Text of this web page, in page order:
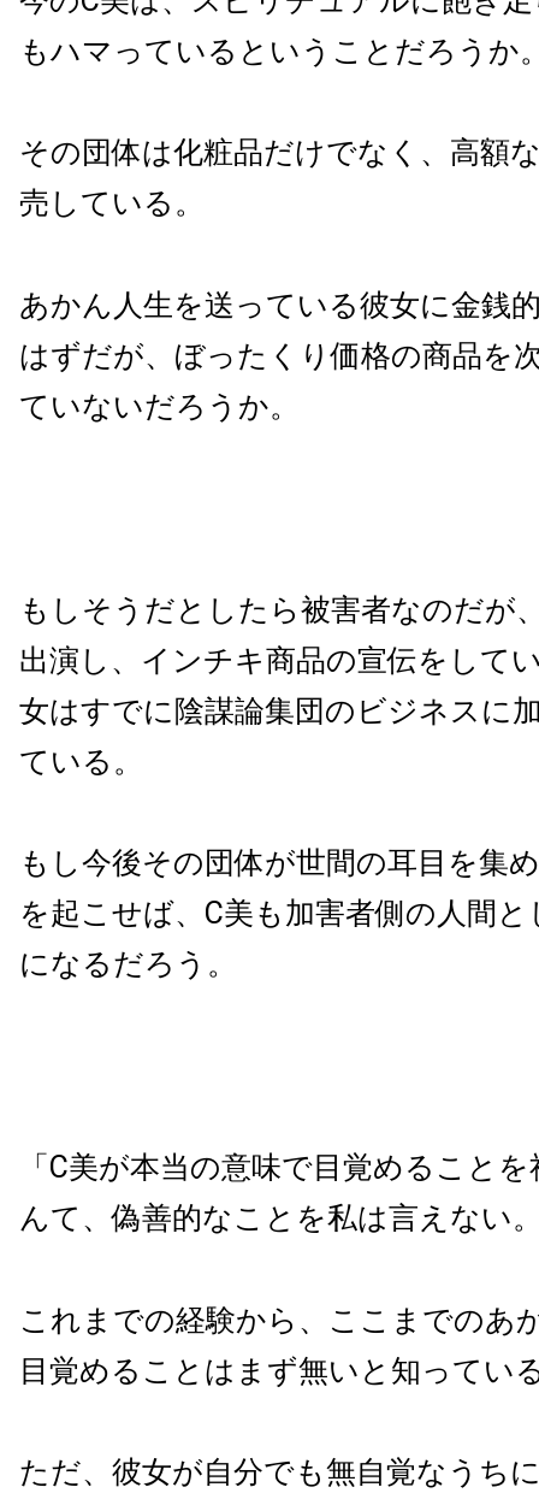
もハマっているということだろうか
その団体は化粧品だけでなく、高額
売している。
あかん人生を送っている彼女に金銭
はずだが、ぼったくり価格の商品を
ていないだろうか。
もしそうだとしたら被害者なのだが
出演し、インチキ商品の宣伝をして
女はすでに陰謀論集団のビジネスに
ている。
もし今後その団体が世間の耳目を集
を起こせば、C美も加害者側の人間
になるだろう。
「C美が本当の意味で目覚めること
んて、偽善的なことを私は言えない
これまでの経験から、ここまでのあ
目覚めることはまず無いと知ってい
ただ、彼女が自分でも無自覚なうち